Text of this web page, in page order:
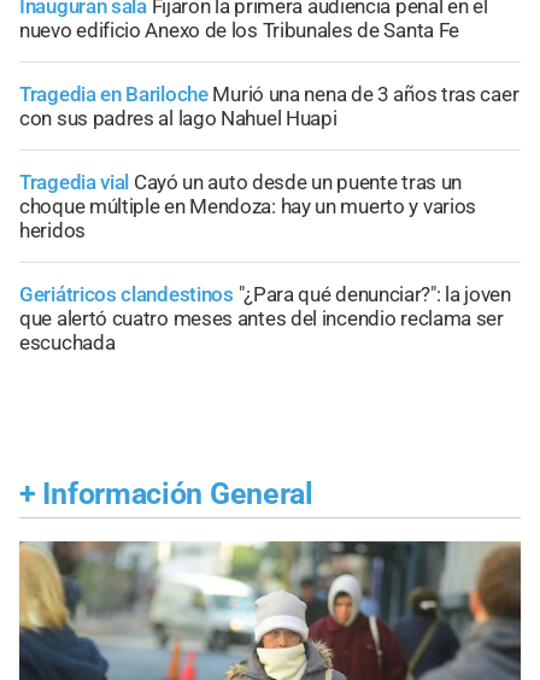
Inauguran sala Fijaron la primera audiencia penal en el
nuevo edificio Anexo de los Tribunales de Santa Fe
Tragedia en Bariloche Murió una nena de 3 años tras caer
con sus padres al lago Nahuel Huapi
Tragedia vial Cayó un auto desde un puente tras un
choque múltiple en Mendoza: hay un muerto y varios
heridos
Geriátricos clandestinos "¿Para qué denunciar?": la joven
que alertó cuatro meses antes del incendio reclama ser
escuchada
+ Información General